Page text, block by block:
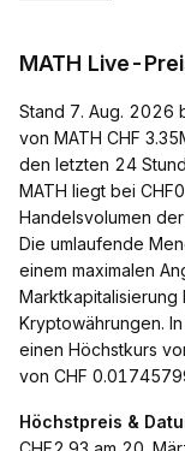
MATH Live-
Stand 7. Aug. 2026
von MATH CHF
den letzten 24
MATH liegt bei
Handelsvolumen
Die umlaufende
einem maximalen
Kryptowährungen.
einen Höchstkurs
von CHF
Höchstpreis &